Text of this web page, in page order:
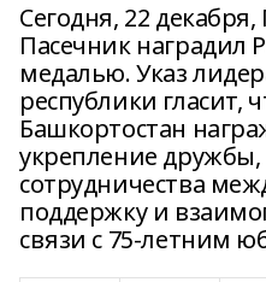
Сегодня, 22
Пасечник наградил
медалью. Указ
республики гласит,
Башкортостан
укрепление
сотрудничества
поддержку и
связи с 75-летним